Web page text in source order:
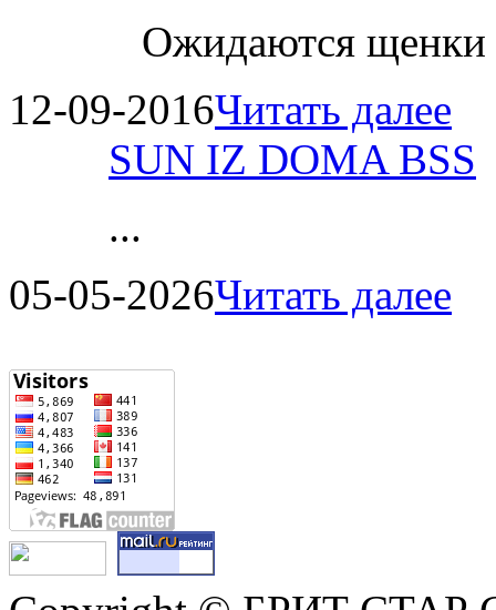
Ожидаются
12-09-2016Читать далее
SUN IZ DOMA BSS
...
05-05-2026Читать далее